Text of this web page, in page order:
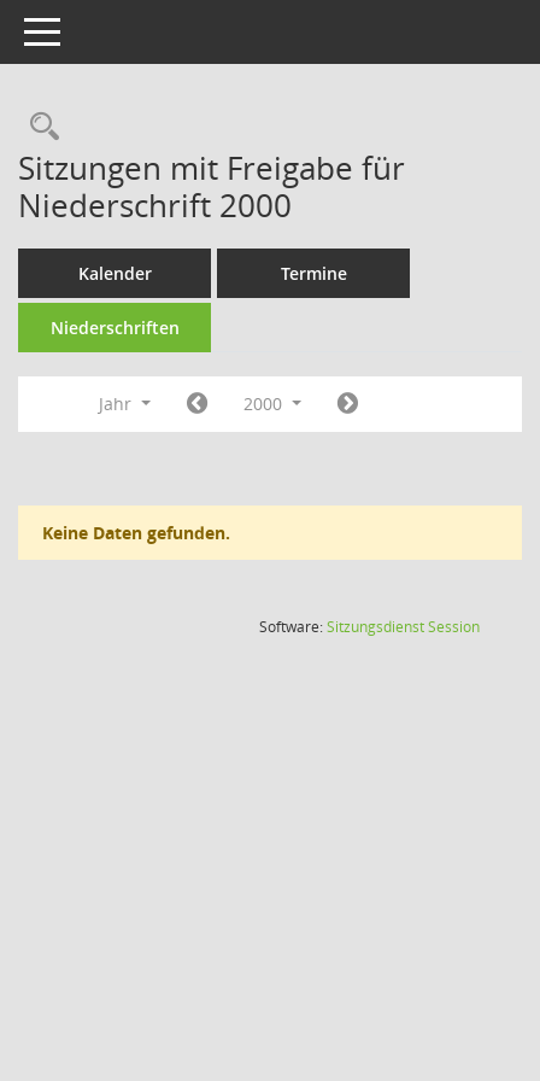
Toggle navigation
Rechercheauswahl
Sitzungen mit Freigabe für
Niederschrift 2000
Kalender Termine
Niederschriften
Jahr 2000
Keine Daten gefunden.
Software:SitzungsdienstSession(Wird in